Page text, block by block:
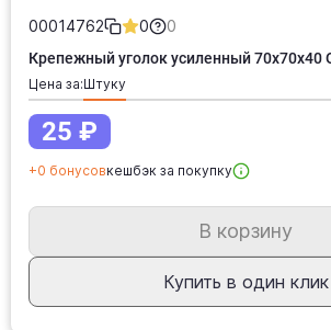
00014762 0 0
Крепежный уголок усиленный 70х70х40
Цена за: штуку
25 ₽
+0 бонусовкешбэк за покупку
В корзину
Купить в один клик